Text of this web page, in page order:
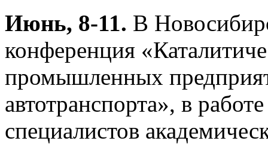
Июнь, 8-11. В
конференция
промышленных
автотранспорта», в
специалистов